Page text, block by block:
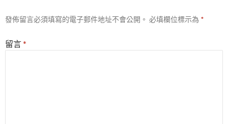
發佈留言必須填寫的電子郵件地址不會公開。 必填欄位標示為 *
留言*